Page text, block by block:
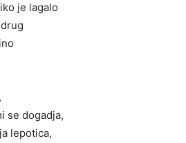
je lagalo
se dogadja,
lepotica,